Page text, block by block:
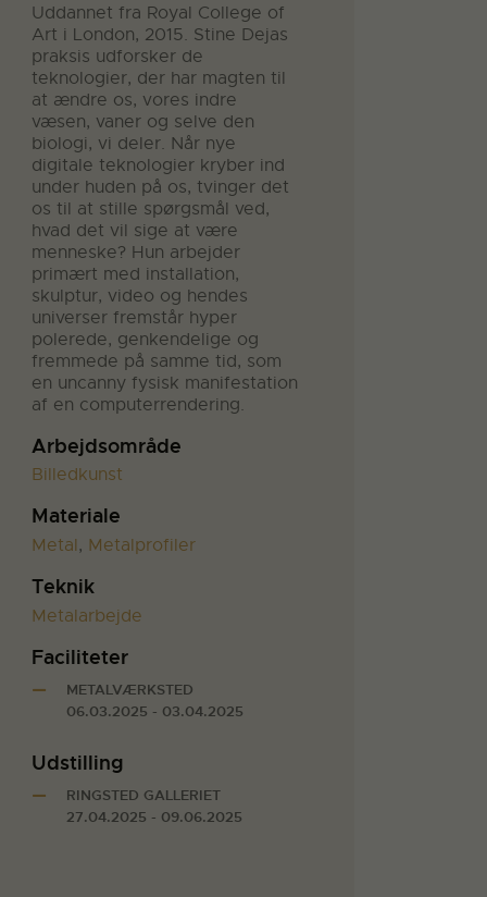
Uddannet fra Royal College of
Art i London, 2015. Stine Dejas
praksis udforsker de
teknologier, der har magten til
at ændre os, vores indre
væsen, vaner og selve den
biologi, vi deler. Når nye
digitale teknologier kryber ind
under huden på os, tvinger det
os til at stille spørgsmål ved,
hvad det vil sige at være
menneske? Hun arbejder
primært med installation,
skulptur, video og hendes
universer fremstår hyper
polerede, genkendelige og
fremmede på samme tid, som
en uncanny fysisk manifestation
af en computerrendering.
Arbejdsområde
Billedkunst
Materiale
Metal, Metalprofiler
Teknik
Metalarbejde
Faciliteter
METALVÆRKSTED
06.03.2025 - 03.04.2025
Udstilling
RINGSTED GALLERIET
27.04.2025 - 09.06.2025